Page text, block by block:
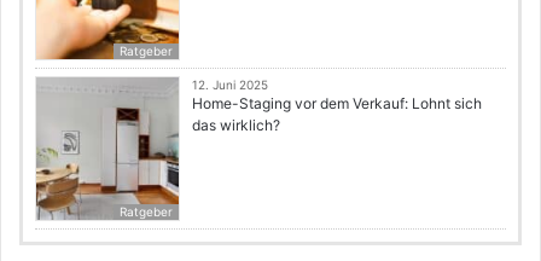
Ratgeber
Ratgeber
12. Juni 2025
Home-Staging vor dem Verkauf: Lohnt sich
das wirklich?